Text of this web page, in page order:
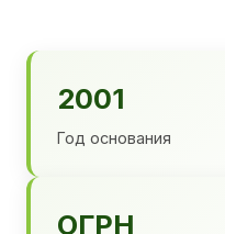
2001
Год основания
ОГРН